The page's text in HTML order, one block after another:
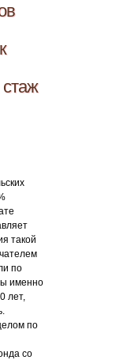
стаж
такой
по
именно
лет,
по
со